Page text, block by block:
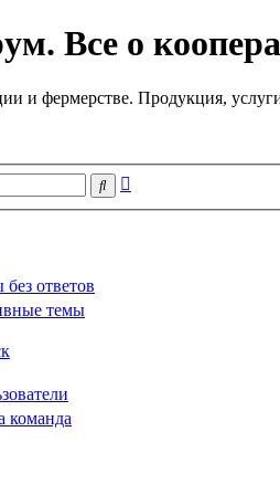
Все о
и фермерстве. Продукция,
Поиск
ответов
темы
команда